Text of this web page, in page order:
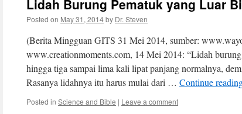
Lidah Burung Pematuk yang Luar
Posted on May 31, 2014by Dr. Steven
(Berita Mingguan GITS 31 Mei 2014, sumber:
www.creationmoments.com, 14 Mei 2014: “Lidah
hingga tiga sampai lima kali lipat panjang normalnya,
Rasanya lidahnya itu harus mulai dari … Continue
Posted in Science and Bible | Leave a comment